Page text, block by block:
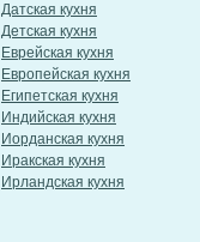
Датская кухня
Детская кухня
Еврейская кухня
Европейская кухня
Египетская кухня
Индийская кухня
Иорданская кухня
Иракская кухня
Ирландская кухня